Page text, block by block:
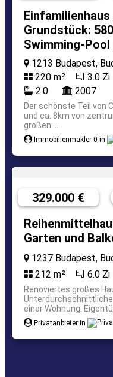
Grundstück:
Swimming-Pool
1213 Budapest,
220 m²
3.0 Zi
2.0
2007
Der schönste Teil von
und ca. 8km von
großen ...
Immobilienmakler 0 in
329.000 €
Garten und
1237 Budapest,
212 m² 6.0 Zi
Renoviertes großes
einer Wohnung.
Privatanbieter in